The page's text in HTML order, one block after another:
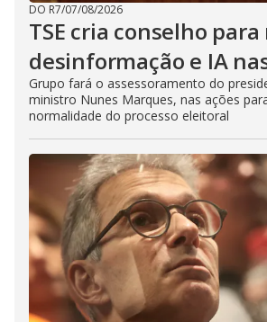
DO R7/07/08/2026
TSE cria conselho
desinformação e IA
Grupo fará o assessoramento do
ministro Nunes Marques, nas ações
normalidade do processo eleitoral